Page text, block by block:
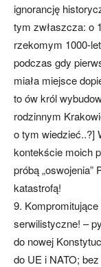
ignorancję
tym zwłaszcza: o
rzekomym 1000-
podczas gdy
miała miejsce
to ów król
rodzinnym
o tym wiedzieć..?]
kontekście moich
próbą „oswojenia”
katastrofą!
9.
serwilistyczne! –
do nowej
do UE i NATO;